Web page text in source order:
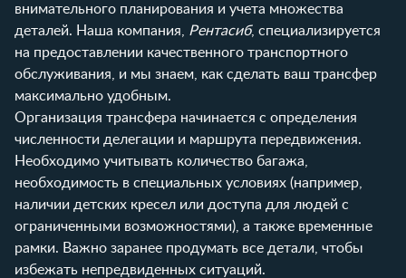
внимательного планирования и учета множества
деталей. Наша компания, Рентасиб, специализируется
на предоставлении качественного транспортного
обслуживания, и мы знаем, как сделать ваш трансфер
максимально удобным.
Организация трансфера начинается с определения
численности делегации и маршрута передвижения.
Необходимо учитывать количество багажа,
необходимость в специальных условиях (например,
наличии детских кресел или доступа для людей с
ограниченными возможностями), а также временные
рамки. Важно заранее продумать все детали, чтобы
избежать непредвиденных ситуаций.